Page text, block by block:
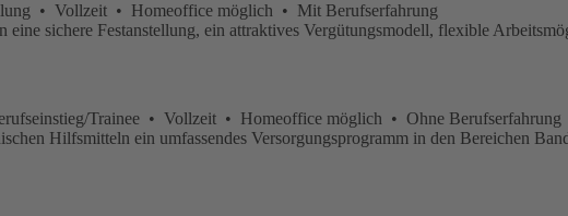
• Vollzeit • Homeoffice möglich • Mit Berufserfahrung
sichere Festanstellung, ein attraktives Vergütungsmodell, flexible
Trainee • Vollzeit • Homeoffice möglich • Ohne
Hilfsmitteln ein umfassendes Versorgungsprogramm in den Bereichen